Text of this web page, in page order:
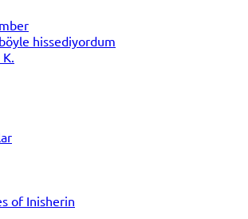
hissediyordum
of Inisherin